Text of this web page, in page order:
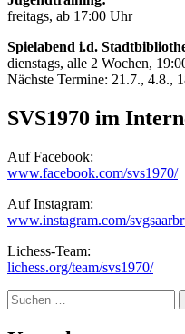
freitags, ab 17:00 Uhr
Spielabend i.d.
dienstags, alle 2 Wochen,
Nächste Termine: 21.7., 4.8.,
SVS1970 im
Auf Facebook:
www.facebook.com/svs1970/
Auf Instagram:
www.instagram.com/
Lichess-Team:
lichess.org/team/svs1970/
Suche